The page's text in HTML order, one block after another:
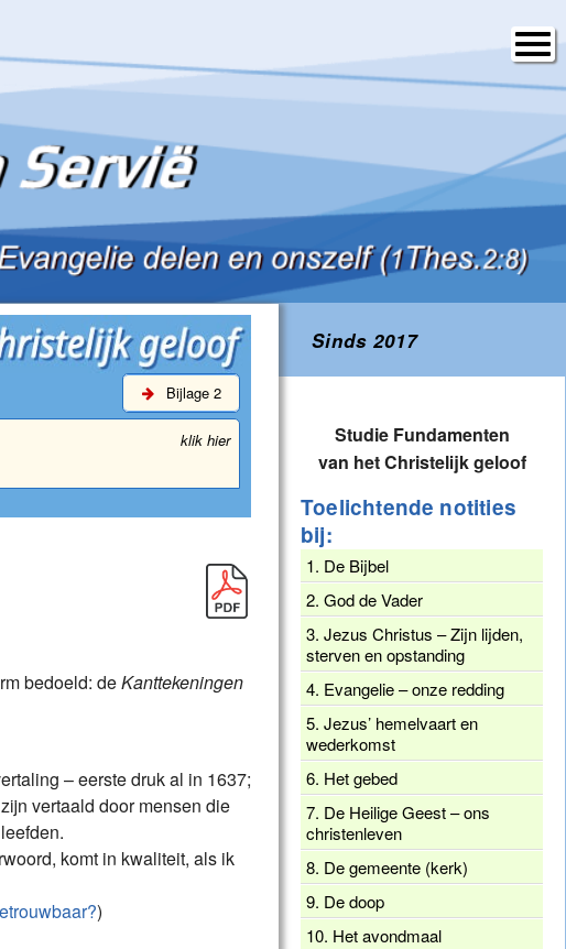
Bijlage 2
klik hier
bedoeld: deKanttekeningen
– eerste druk al in 1637;
vertaald door mensen die
komt in kwaliteit, als ik
)
Sinds 2017
Studie Fundamenten
van het Christelijk geloof
Toelichtende notities
bij:
1. De Bijbel
2. God de Vader
3. Jezus Christus – Zijn lijden,
sterven en opstanding
4. Evangelie – onze redding
5. Jezus’ hemelvaart en
wederkomst
6. Het gebed
7. De Heilige Geest – ons
christenleven
8. De gemeente (kerk)
9. De doop
10. Het avondmaal